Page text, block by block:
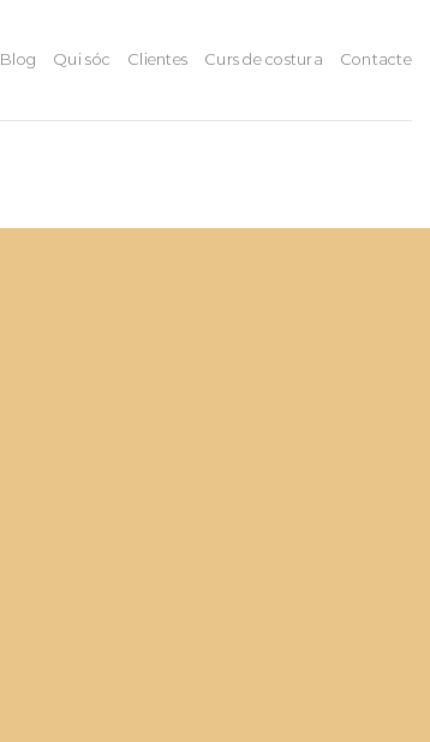
Blog Qui sóc Clientes Curs de costura Contacte